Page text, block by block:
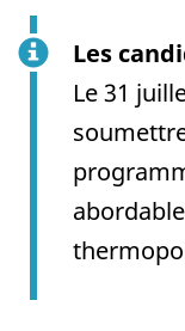
Les
Le 31